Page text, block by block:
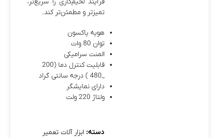
تمیزتر و مطمئن‌تر کند.
هویه یاکسون
توان 80 وات
المنت سرامیکی
قابلیت کنترل دما (200
_480 ) درجه سانتی گراد
دارای نمایشگر
ولتاژ 220 ولت
دسته: ابزار آلات تعمیر